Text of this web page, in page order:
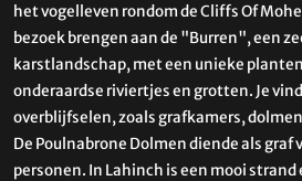
het vogelleven rondom de Cliffs Of
bezoek brengen aan de "Burren", een
karstlandschap, met een unieke
onderaardse riviertjes en grotten. Je
overblijfselen, zoals grafkamers,
De Poulnabrone Dolmen diende als graf
personen. In Lahinch is een mooi strand